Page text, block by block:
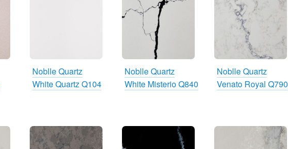
Noblle Quartz
White Quartz Q104
Noblle Quartz
White Misterio Q840
Noblle Quartz
Venato Royal Q790